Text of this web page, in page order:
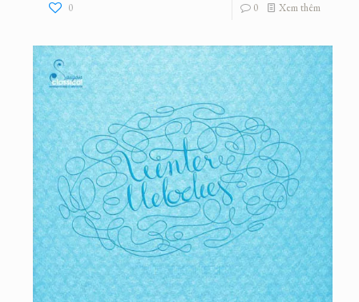
0 0 Xem thêm